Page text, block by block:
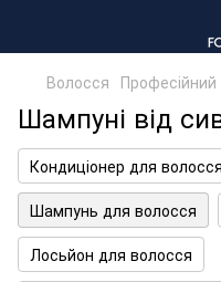
Волосся
Шампуні від
Кондиціонер для волосся
Шампунь для волосся
Лосьйон для волосся